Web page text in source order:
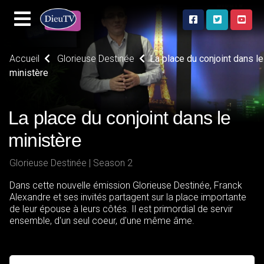
Accueil Glorieuse Destinée
La place du conjoint dans le
ministère
La place du conjoint dans le
ministère
Glorieuse Destinée | Season 2
Dans cette nouvelle émission Glorieuse Destinée, Franck
Alexandre et ses invités partagent sur la place importante
de leur épouse à leurs côtés. Il est primordial de servir
ensemble, d'un seul coeur, d'une même âme.